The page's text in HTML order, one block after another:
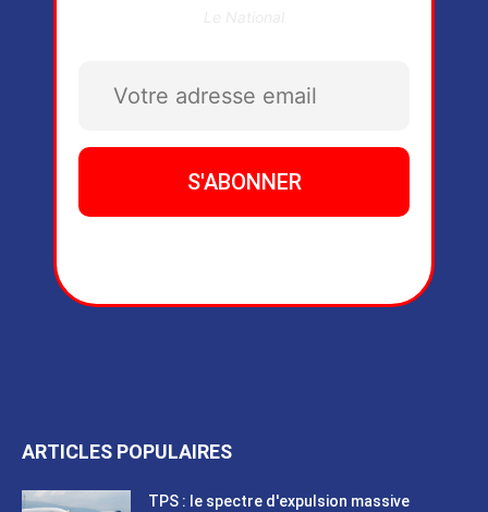
ARTICLES POPULAIRES
TPS : le spectre d'expulsion massive